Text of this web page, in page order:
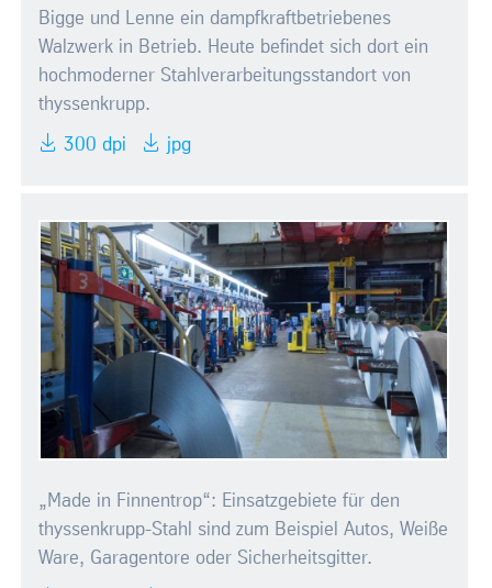
Bigge und Lenne ein dampfkraftbetriebenes
Walzwerk in Betrieb. Heute befindet sich dort ein
hochmoderner Stahlverarbeitungsstandort von
thyssenkrupp.
300 dpi jpg
„Made in Finnentrop“: Einsatzgebiete für den
thyssenkrupp-Stahl sind zum Beispiel Autos, Weiße
Ware, Garagentore oder Sicherheitsgitter.